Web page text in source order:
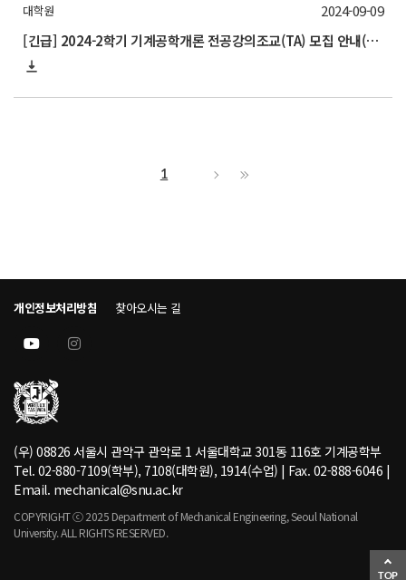
대학원
[긴급] 2024-2학기 기계공학개론 전공강의조교(TA) 모집 안내(기한 연장 9/12 목요일 오전까지 신청서 제출)
2024-09-09
1
TOP
개인정보처리방침 찾아오시는 길
(우) 08826 서울시 관악구 관악로 1 서울대학교 301동 116호 기계공학부
Tel. 02-880-7109(학부), 7108(대학원), 1914(수업) | Fax. 02-888-6046 |
Email. mechanical@snu.ac.kr
COPYRIGHT ⓒ 2025 Department of Mechanical Engineering, Seoul National
University. ALL RIGHTS RESERVED.